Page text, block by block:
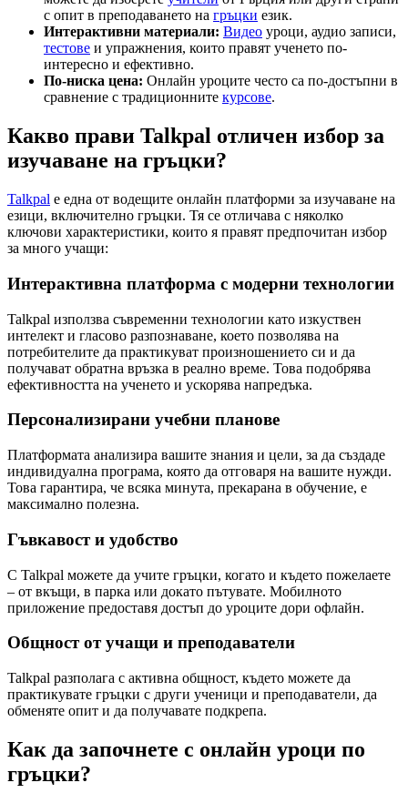
с опит в преподаването на гръцки език.
Интерактивни материали: Видео уроци, аудио записи,
тестове и упражнения, които правят ученето по-
интересно и ефективно.
По-ниска цена: Онлайн уроците често са по-достъпни в
сравнение с традиционните курсове.
Какво прави Talkpal отличен избор за
изучаване на гръцки?
Talkpal е една от водещите онлайн платформи за изучаване на
езици, включително гръцки. Тя се отличава с няколко
ключови характеристики, които я правят предпочитан избор
за много учащи:
Интерактивна платформа с модерни технологии
Talkpal използва съвременни технологии като изкуствен
интелект и гласово разпознаване, което позволява на
потребителите да практикуват произношението си и да
получават обратна връзка в реално време. Това подобрява
ефективността на ученето и ускорява напредъка.
Персонализирани учебни планове
Платформата анализира вашите знания и цели, за да създаде
индивидуална програма, която да отговаря на вашите нужди.
Това гарантира, че всяка минута, прекарана в обучение, е
максимално полезна.
Гъвкавост и удобство
С Talkpal можете да учите гръцки, когато и където пожелаете
– от вкъщи, в парка или докато пътувате. Мобилното
приложение предоставя достъп до уроците дори офлайн.
Общност от учащи и преподаватели
Talkpal разполага с активна общност, където можете да
практикувате гръцки с други ученици и преподаватели, да
обменяте опит и да получавате подкрепа.
Как да започнете с онлайн уроци по
гръцки?